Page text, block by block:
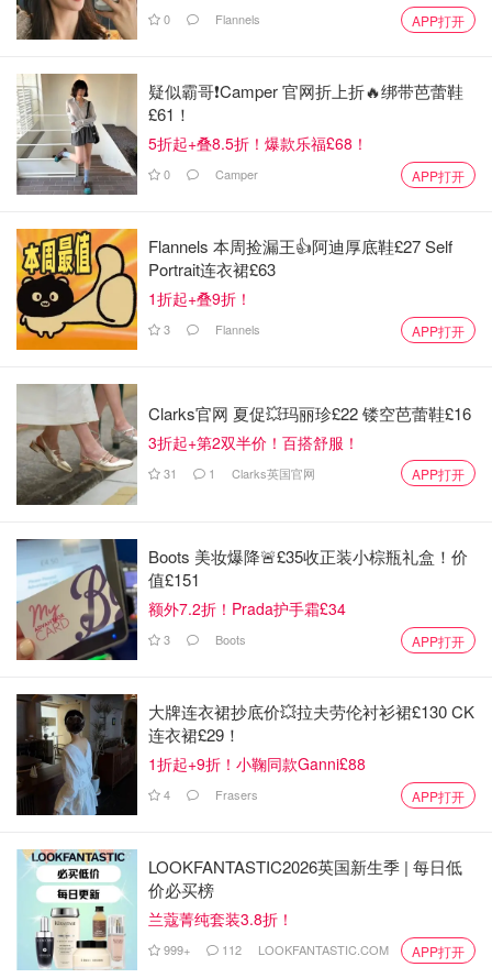
0 Flannels APP打开
疑似霸哥❗️Camper 官网折上折🔥绑带芭蕾鞋
£61！
5折起+叠8.5折！爆款乐福£68！
0 Camper APP打开
Flannels 本周捡漏王👍阿迪厚底鞋£27 Self
Portrait连衣裙£63
1折起+叠9折！
3 Flannels APP打开
Clarks官网 夏促💥玛丽珍£22 镂空芭蕾鞋£16
3折起+第2双半价！百搭舒服！
31 1 Clarks英国官网 APP打开
Boots 美妆爆降🚨£35收正装小棕瓶礼盒！价
值£151
额外7.2折！Prada护手霜£34
3 Boots APP打开
大牌连衣裙抄底价💥拉夫劳伦衬衫裙£130 CK
连衣裙£29！
1折起+9折！小鞠同款Ganni£88
4 Frasers APP打开
LOOKFANTASTIC2026英国新生季 | 每日低
价必买榜
兰蔻菁纯套装3.8折！
999+ 112 LOOKFANTASTIC.COM APP打开